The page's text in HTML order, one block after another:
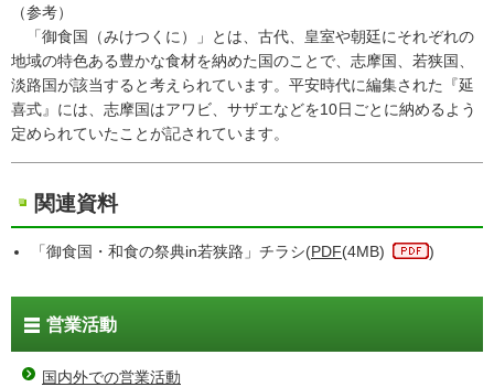
（参考）
「御食国（みけつくに）」とは、古代、皇室や朝廷にそれぞれの
地域の特色ある豊かな食材を納めた国のことで、志摩国、若狭国、
淡路国が該当すると考えられています。平安時代に編集された『延
喜式』には、志摩国はアワビ、サザエなどを10日ごとに納めるよう
定められていたことが記されています。
関連資料
「御食国・和食の祭典in若狭路」チラシ(PDF(4MB) )
営業活動
国内外での営業活動